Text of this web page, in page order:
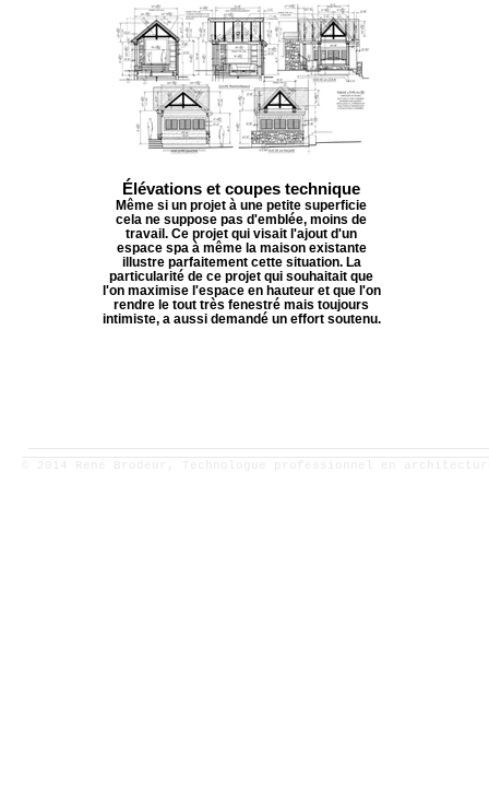
Élévations et coupes technique
Même si un projet à une petite superficie
cela ne suppose pas d'emblée, moins de
travail. Ce projet qui visait l'ajout d'un
espace spa à même la maison existante
illustre parfaitement cette situation. La
particularité de ce projet qui souhaitait que
l'on maximise l'espace en hauteur et que l'on
rendre le tout très fenestré mais toujours
intimiste, a aussi demandé un effort soutenu.